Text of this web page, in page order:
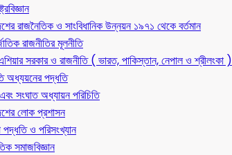
রাজনৈতিক ও সাংবিধানিক উন্নয়ন ১৯৭১ থেকে বর্তমান
রাজনীতির মূলনীতি
সরকার ও রাজনীতি ( ভারত, পাকিস্তান, নেপাল ও শ্রীলংকা )
অধ্যয়নের পদ্ধতি
সংঘাত অধ্যায়ন পরিচিতি
লোক প্রশাসন
ও পরিসংখ্যান
সমাজবিজ্ঞান